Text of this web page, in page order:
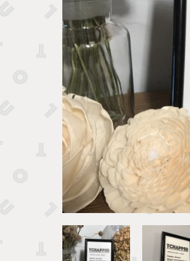
Vide poches et boîtes
Sculptures, figurines et statuettes
Vases, pots et cache pots
Bougeoirs et chandeliers
Tirelires